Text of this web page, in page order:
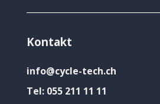
Kontakt
info@cycle-tech.ch
Tel: 055 211 11 11